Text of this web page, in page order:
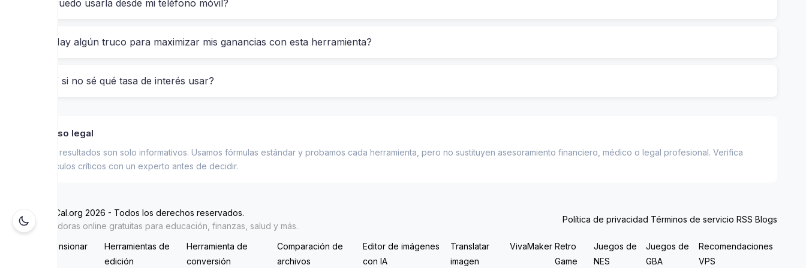
Tiempo: 7 años
Final total: 3.986,27 €
¿Quién debería usar esta herramienta?
¿Puedo usarla desde mi teléfono móvil?
¿Hay algún truco para maximizar mis ganancias con esta herramienta?
¿Y si no sé qué tasa de interés usar?
Aviso legal
Los resultados son solo informativos. Usamos fórmulas estándar y probamos cada herramienta, pero no sustituyen asesoramiento financiero, médico o legal profesional. Verifica
cálculos críticos con un experto antes de decidir.
© HeyCal.org 2026 - Todos los derechos reservados.
Calculadoras online gratuitas para educación, finanzas, salud y más.
Política de privacidad Términos de servicio RSS Blogs
Redimensionar
Herramientas de
edición
Herramienta de
conversión
Comparación de
archivos
Editor de imágenes
con IA
Translatar
imagen
VivaMaker Retro
Game
Juegos de
NES
Juegos de
GBA
Recomendaciones
VPS